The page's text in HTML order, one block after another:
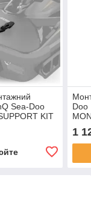
Sea-Doo
KIT
Doo
1